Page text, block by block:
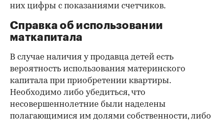
них цифры с показаниями счетчиков.
Справка об использовании
маткапитала
В случае наличия у продавца детей есть
вероятность использования материнского
капитала при приобретении квартиры.
Необходимо либо убедиться, что
несовершеннолетние были наделены
полагающимися им долями собственности, либо